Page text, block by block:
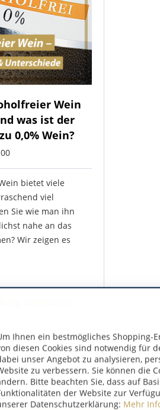
Wein
was ist der
0,0% Wein?
bietet viele
viel
Sie wie man ihn
nahe an das
Wir zeigen es
Ihnen ein bestmögliches Shopping-
diesen Cookies sind notwendig für
unser Angebot zu analysieren,
zu verbessern. Sie können die
Bitte beachten Sie, dass auf
der Website zur
Datenschutzerklärung: Mehr